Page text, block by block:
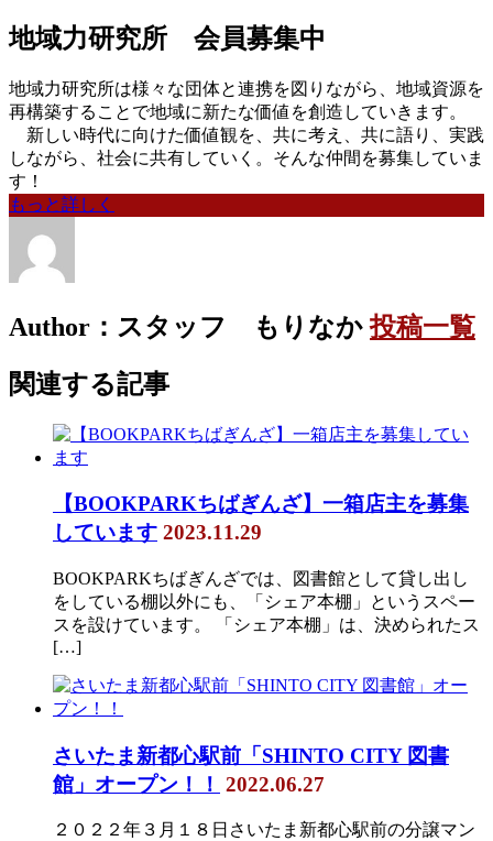
地域力研究所 会員募集中
地域力研究所は様々な団体と連携を図りながら、地域資源を
再構築することで地域に新たな価値を創造していきます。
新しい時代に向けた価値観を、共に考え、共に語り、実践
しながら、社会に共有していく。そんな仲間を募集していま
す！
もっと詳しく
Author：スタッフ もりなか投稿一覧
関連する記事
【BOOKPARKちばぎんざ】一箱店主を募集
しています 2023.11.29
BOOKPARKちばぎんざでは、図書館として貸し出し
をしている棚以外にも、「シェア本棚」というスペー
スを設けています。 「シェア本棚」は、決められたス
[…]
さいたま新都心駅前「SHINTO CITY 図書
館」オープン！！ 2022.06.27
２０２２年３月１８日さいたま新都心駅前の分譲マン